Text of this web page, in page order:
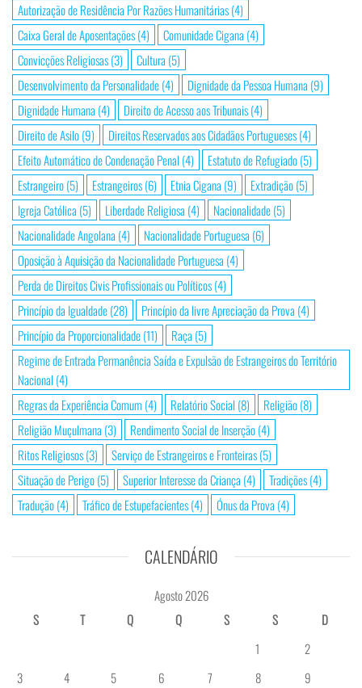
Autorização de Residência Por Razões Humanitárias(4)
Caixa Geral de Aposentações(4) Comunidade Cigana (4)
Convicções Religiosas(3) Cultura (5)
Desenvolvimento da Personalidade(4) Dignidade da Pessoa Humana (9)
Dignidade Humana (4) Direito de Acesso aos Tribunais(4)
Direito de Asilo(9) Direitos Reservados aos Cidadãos Portugueses(4)
Efeito Automático de Condenação Penal (4) Estatuto de Refugiado(5)
Estrangeiro(5) Estrangeiros(6) Etnia Cigana (9) Extradição(5)
Igreja Católica (5) Liberdade Religiosa (4) Nacionalidade(5)
Nacionalidade Angolana (4) Nacionalidade Portuguesa (6)
Oposição à Aquisição da Nacionalidade Portuguesa (4)
Perda de Direitos Civis Profissionais ou Políticos(4)
Princípio da Igualdade(28) Princípio da livre Apreciação da Prova (4)
Princípio da Proporcionalidade(11) Raça (5)
Regime de Entrada Permanência Saída e Expulsão de Estrangeiros do Território
Nacional (4)
Regras da Experiência Comum (4) Relatório Social (8) Religião(8)
Religião Muçulmana (3) Rendimento Social de Inserção(4)
Ritos Religiosos(3) Serviço de Estrangeiros e Fronteiras(5)
Situação de Perigo(5) Superior Interesse da Criança (4) Tradições(4)
Tradução(4) Tráfico de Estupefacientes(4) Ónus da Prova (4)
CALENDÁRIO
Agosto 2026
S
T Q Q S S
D
1
2
3
4 5 6 7 8
9